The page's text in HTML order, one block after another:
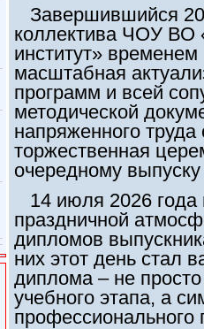
Завершившийся
коллектива ЧОУ ВО
институт»
масштабная
программ и всей
методической
напряженного
торжественная
очередному выпуску
14 июля 2026 года
праздничной
дипломов
них этот день стал
диплома – не
учебного этапа, а
профессионального